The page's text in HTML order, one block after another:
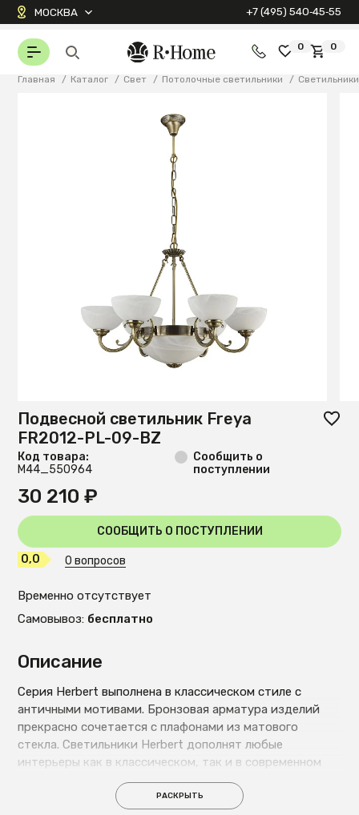
МОСКВА +7 (495) 540‑45‑55
0 0
Главная / Каталог / Свет / Потолочные светильники / Светильники
Описание
Серия Herbert выполнена в классическом стиле с
античными мотивами. Бронзовая арматура изделий
прекрасно сочетается с плафонами из матового
стекла. Светильники Herbert дополнят любые
интерьеры как в классическом, так и в современном
РАСКРЫТЬ
Подвесной светильник Freya
FR2012-PL-09-BZ
Код товара:
М44_550964
Сообщить о
поступлении
30 210 ₽
СООБЩИТЬ О ПОСТУПЛЕНИИ
0,0 0 вопросов
Временно отсутствует
Самовывоз: бесплатно